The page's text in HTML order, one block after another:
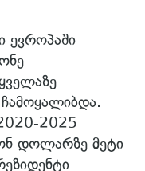
2025
დოლარზე მეტი